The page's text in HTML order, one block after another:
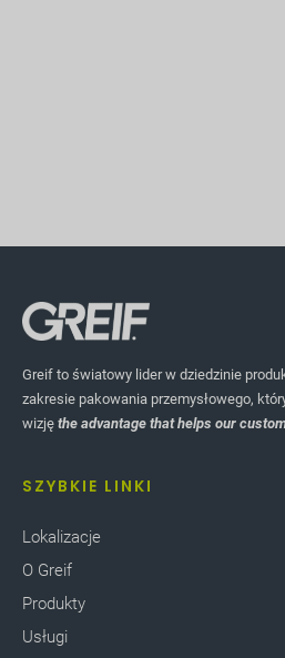
Greif to światowy lider w dziedzinie
zakresie pakowania przemysłowego,
wizję the advantage that helps our
SZYBKIE LINKI
Lokalizacje
O Greif
Produkty
Usługi